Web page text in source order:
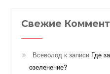
Свежие
Всеволод к записи Где
озеленение?